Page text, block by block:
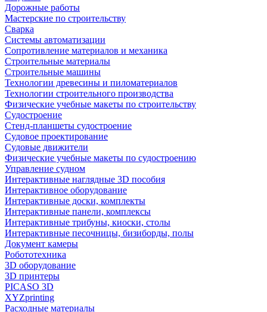
Дорожные работы
Мастерские по строительству
Сварка
Системы автоматизации
Сопротивление материалов и механика
Строительные материалы
Строительные машины
Технологии древесины и пиломатериалов
Технологии строительного производства
Физические учебные макеты по строительству
Судостроение
Стенд-планшеты судостроение
Судовое проектирование
Судовые движители
Физические учебные макеты по судостроению
Управление судном
Интерактивные наглядные 3D пособия
Интерактивное оборудование
Интерактивные доски, комплекты
Интерактивные панели, комплексы
Интерактивные трибуны, киоски, столы
Интерактивные песочницы, бизиборды, полы
Документ камеры
Робототехника
3D оборудование
3D принтеры
PICASO 3D
XYZprinting
Расходные материалы